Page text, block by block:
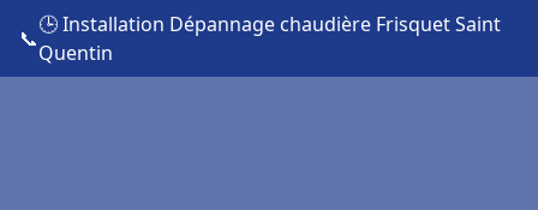
📞
🕒 Installation Dépannage chaudière Frisquet Saint
Quentin